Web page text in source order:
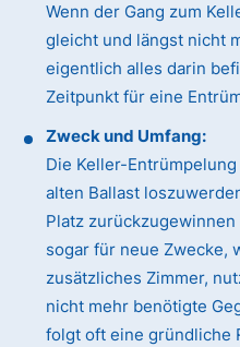
Wenn der Gang zum
gleicht und längst nicht
eigentlich alles darin
Zeitpunkt für eine
Zweck und Umfang:
Die Keller-
alten Ballast
Platz
sogar für neue Zwecke,
zusätzliches Zimmer,
nicht mehr benötigte
folgt oft eine gründliche